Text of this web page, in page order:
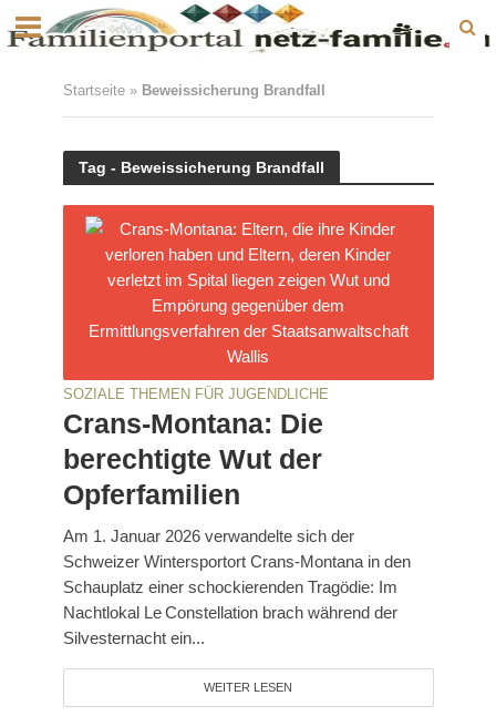
Startseite» Beweissicherung Brandfall
Tag - Beweissicherung Brandfall
SOZIALE THEMEN FÜR JUGENDLICHE
Crans-Montana: Die
berechtigte Wut der
Opferfamilien
Am 1. Januar 2026 verwandelte sich der
Schweizer Wintersportort Crans‑Montana in den
Schauplatz einer schockierenden Tragödie: Im
Nachtlokal Le Constellation brach während der
Silvesternacht ein...
WEITER LESEN